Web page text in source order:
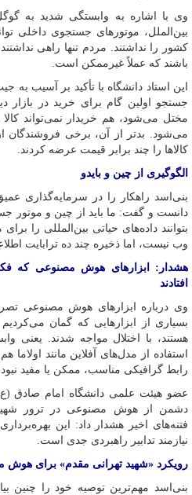
وی با اشاره به وابستگی شدید به
بین‌الملل، موتورهای جستجوی داخلی
کشور را نداشتند. مردم تنها راهی
باشند که عملاً غیرممکن است.
این استاد دانشگاه با تأکید بر آسیب
جستجو اولین گام برای خرید در بازار
مختل می‌شود، هم خریدار نمی‌تواند
می‌شود. بدتر از آن، برخی فروشندگان
کالاها را چند برابر قیمت عرضه کردند.
الگوگیری از چین و بایدو
بنی‌اسد راهکار را در سرمایه‌گذاری
دانست و گفت: ما باید از چین و موتور
بتوانند داده‌های حیاتی بین‌المللی را
وب نیست، اما ذخیره چند ده ترابایت
هشدار: ابزارهای هوش مصنوعی که
افتادند
وی درباره ابزارهای هوش مصنوعی
بسیاری از ابزارهایی که گمان
هستند، با اختلال مواجه شدند. یعنی
استفاده از مدل‌های آفلاین مانند
رابط گرافیکی مناسب، ممکن یا مفید
عضو هیئت علمی دانشگاه امام صادق (ع)
دشمن از هوش مصنوعی در ترور
نیازمند تدابیر راهبردی جدی است.
رویکرد «شهید تهرانی مقدم» برای هوش
بنی‌اسد مهم‌ترین توصیه خود را چنین